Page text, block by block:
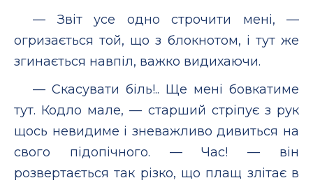
— Звіт усе одно строчити мені, —
огризається той, що з блокнотом, і тут же
згинається навпіл, важко видихаючи.
— Скасувати біль!.. Ще мені бовкатиме
тут. Кодло мале, — старший стріпує з рук
щось невидиме і зневажливо дивиться на
свого підопічного. — Час! — він
розвертається так різко, що плащ злітає в